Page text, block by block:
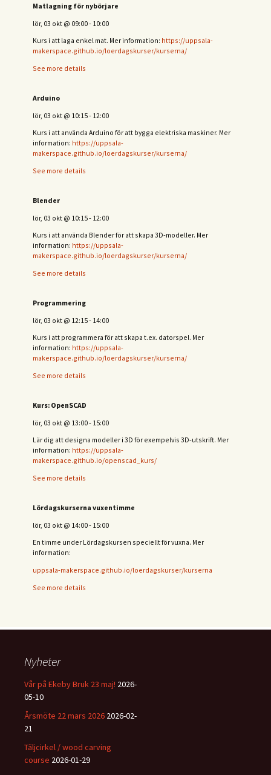
Matlagning för nybörjare
lör, 03 okt @ 09:00- 10:00
Kurs i att laga enkel mat. Mer information: https://uppsala-
makerspace.github.io/loerdagskurser/kurserna/
See more details
Arduino
lör, 03 okt @ 10:15- 12:00
Kurs i att använda Arduino för att bygga elektriska maskiner. Mer
information: https://uppsala-
makerspace.github.io/loerdagskurser/kurserna/
See more details
Blender
lör, 03 okt @ 10:15- 12:00
Kurs i att använda Blender för att skapa 3D-modeller. Mer
information: https://uppsala-
makerspace.github.io/loerdagskurser/kurserna/
See more details
Programmering
lör, 03 okt @ 12:15- 14:00
Kurs i att programmera för att skapa t.ex. datorspel. Mer
information: https://uppsala-
makerspace.github.io/loerdagskurser/kurserna/
See more details
Kurs: OpenSCAD
lör, 03 okt @ 13:00- 15:00
Lär dig att designa modeller i 3D för exempelvis 3D-utskrift. Mer
information: https://uppsala-
makerspace.github.io/openscad_kurs/
See more details
Lördagskurserna vuxentimme
lör, 03 okt @ 14:00- 15:00
En timme under Lördagskursen speciellt för vuxna. Mer
information:
uppsala-makerspace.github.io/loerdagskurser/kurserna
See more details
Nyheter
Vår på Ekeby Bruk 23 maj! 2026-
05-10
Årsmöte 22 mars 2026 2026-02-
21
Täljcirkel / wood carving
course 2026-01-29